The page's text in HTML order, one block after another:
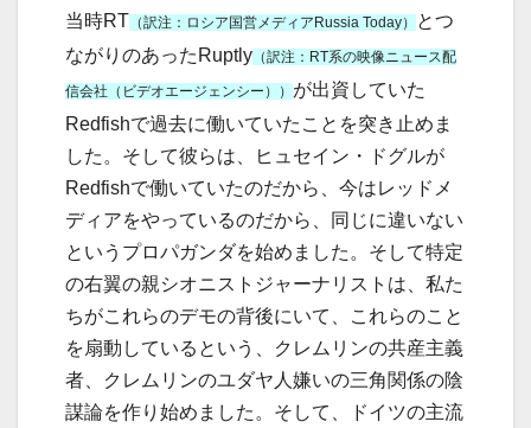
当時RT （訳注：ロシア国営メディアRussia Today）
とつ
ながりのあったRuptly （訳注：RT系の映像ニュース配
信会社（ビデオエージェンシー）） が出資していた
Redfishで過去に働いていたことを突き止めま
した。そして彼らは、ヒュセイン・ドグルが
Redfishで働いていたのだから、今はレッドメ
ディアをやっているのだから、同じに違いない
というプロパガンダを始めました。そして特定
の右翼の親シオニストジャーナリストは、私た
ちがこれらのデモの背後にいて、これらのこと
を扇動しているという、クレムリンの共産主義
者、クレムリンのユダヤ人嫌いの三角関係の陰
謀論を作り始めました。そして、ドイツの主流